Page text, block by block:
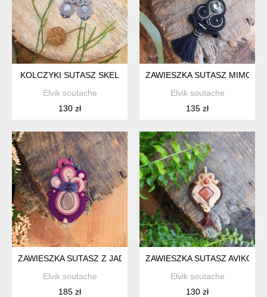
KOLCZYKI SUTASZ SKEL
Elvik soutache
130 zł
ZAWIESZKA SUTASZ MIMO
Elvik soutache
135 zł
ZAWIESZKA SUTASZ Z JADEITEM BEZ
Elvik soutache
185 zł
ZAWIESZKA SUTASZ AVIKO
Elvik soutache
130 zł